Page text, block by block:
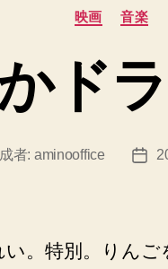
カ
テ
リ
ー
映画 音楽
ド
者: aminooffice
投
。特別。りんご